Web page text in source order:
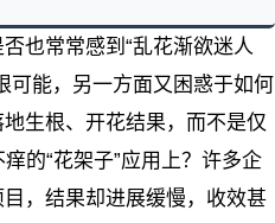
也常常感到“乱花渐欲迷人
能，另一方面又困惑于如何
生根、开花结果，而不是仅
的“花架子”应用上？许多企
，结果却进展缓慢，收效甚